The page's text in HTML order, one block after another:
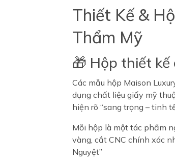
Thiết Kế &
Thẩm Mỹ
🎁 Hộp thiết
Các mẫu hộp Maison
dụng chất liệu giấy mỹ
hiện rõ “sang trọng – tinh
Mỗi hộp là một tác phẩm
vàng, cắt CNC chính xác
Nguyệt”